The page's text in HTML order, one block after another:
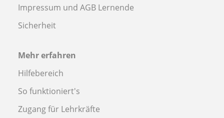
Impressum und AGB Lernende
Sicherheit
Mehr erfahren
Hilfebereich
So funktioniert's
Zugang für Lehrkräfte